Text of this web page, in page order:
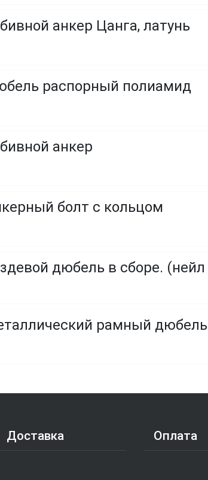
анкер Цанга, латунь
распорный полиамид
анкер
болт с кольцом
рамный дюбель
Доставка Оплата